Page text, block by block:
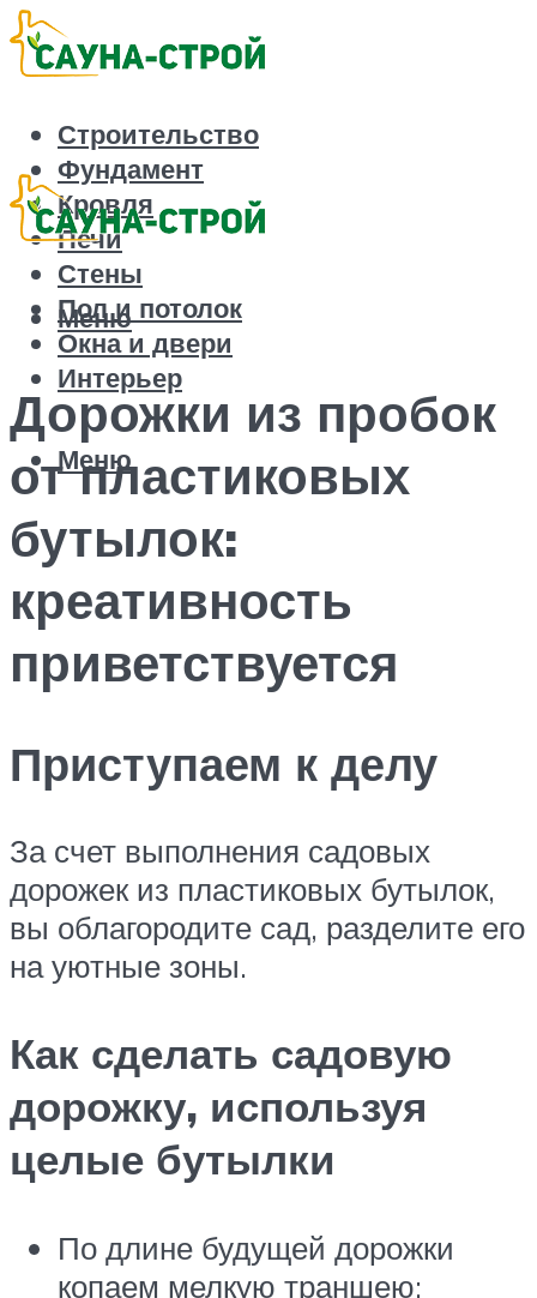
Строительство
Фундамент
Кровля
Печи
Стены
Пол и потолок
Окна и двери
Интерьер
Меню
Меню
Дорожки из пробок
от пластиковых
бутылок:
креативность
приветствуется
Приступаем к делу
За счет выполнения садовых
дорожек из пластиковых бутылок,
вы облагородите сад, разделите его
на уютные зоны.
Как сделать садовую
дорожку, используя
целые бутылки
По длине будущей дорожки
копаем мелкую траншею;